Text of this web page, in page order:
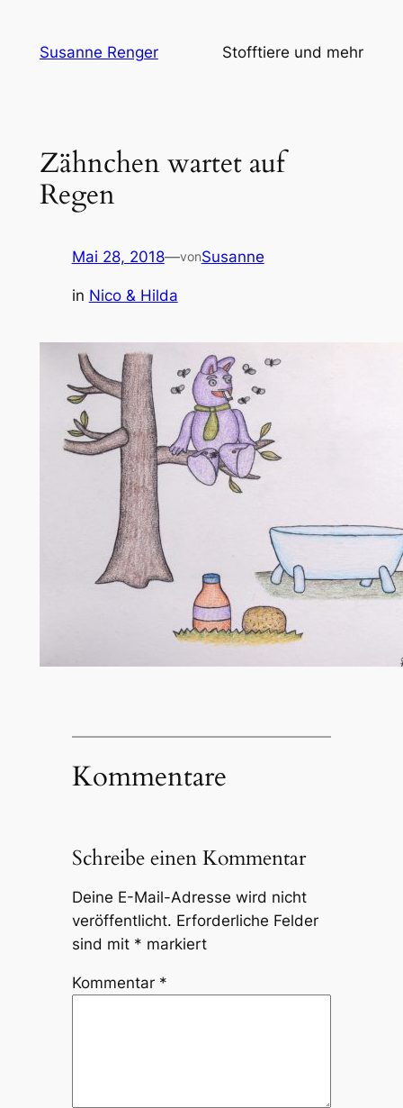
Inhalt
springen
Susanne Renger Stofftiere und mehr
Zähnchen wartet auf
Regen
Mai 28, 2018—vonSusanne
in Nico & Hilda
Kommentare
Schreibe einen Kommentar
Deine E-Mail-Adresse wird nicht
veröffentlicht. Erforderliche Felder
sind mit * markiert
Kommentar *